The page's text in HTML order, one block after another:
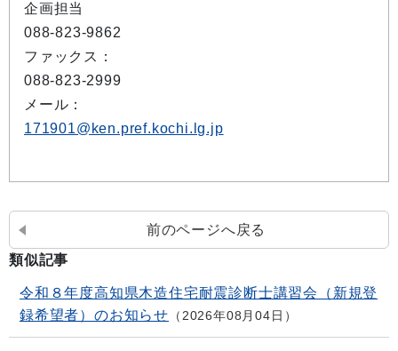
企画担当
088-823-9862
ファックス：
088-823-2999
メール：
171901@ken.pref.kochi.lg.jp
前のページへ戻る
類似記事
令和８年度高知県木造住宅耐震診断士講習会（新規登
録希望者）のお知らせ
2026年08月04日